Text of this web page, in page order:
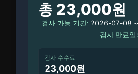
총 23,000원
검사 가능 기간: 2026-07-08 ~
검사 만료일:
검사 수수료
23,000원